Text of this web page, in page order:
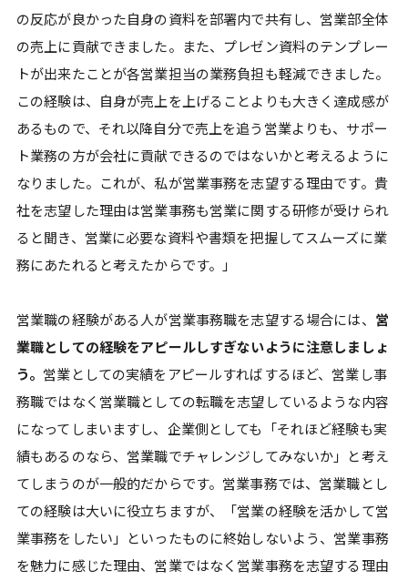
の反応が良かった自身の資料を部署内で共有し、営業部全体
の売上に貢献できました。また、プレゼン資料のテンプレー
トが出来たことが各営業担当の業務負担も軽減できました。
この経験は、自身が売上を上げることよりも大きく達成感が
あるもので、それ以降自分で売上を追う営業よりも、サポー
ト業務の方が会社に貢献できるのではないかと考えるように
なりました。これが、私が営業事務を志望する理由です。貴
社を志望した理由は営業事務も営業に関する研修が受けられ
ると聞き、営業に必要な資料や書類を把握してスムーズに業
務にあたれると考えたからです。」
営業職の経験がある人が営業事務職を志望する場合には、 営
業職としての経験をアピールしすぎないように注意しましょ
う。 営業としての実績をアピールすればするほど、営業し事
務職ではなく営業職としての転職を志望しているような内容
になってしまいますし、企業側としても「それほど経験も実
績もあるのなら、営業職でチャレンジしてみないか」と考え
てしまうのが一般的だからです。営業事務では、営業職とし
ての経験は大いに役立ちますが、「営業の経験を活かして営
業事務をしたい」といったものに終始しないよう、営業事務
を魅力に感じた理由、営業ではなく営業事務を志望する理由